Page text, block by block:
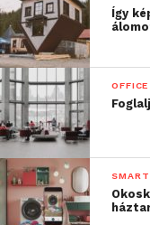
Így
OFFICE